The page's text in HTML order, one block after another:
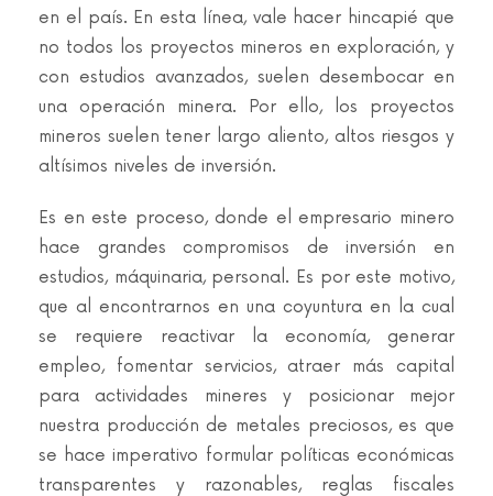
en el país. En esta línea, vale hacer hincapié que
no todos los proyectos mineros en exploración, y
con estudios avanzados, suelen desembocar en
una operación minera. Por ello, los proyectos
mineros suelen tener largo aliento, altos riesgos y
altísimos niveles de inversión.
Es en este proceso, donde el empresario minero
hace grandes compromisos de inversión en
estudios, máquinaria, personal. Es por este motivo,
que al encontrarnos en una coyuntura en la cual
se requiere reactivar la economía, generar
empleo, fomentar servicios, atraer más capital
para actividades mineres y posicionar mejor
nuestra producción de metales preciosos, es que
se hace imperativo formular políticas económicas
transparentes y razonables, reglas fiscales